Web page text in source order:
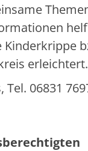
Kinderkrippe
06831